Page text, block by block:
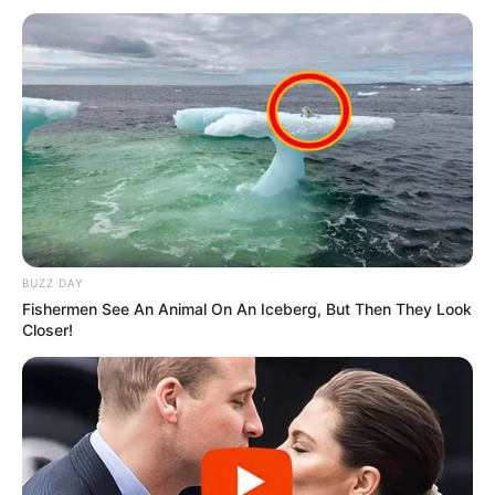
BUZZ DAY
Fishermen See An Animal On An Iceberg, But Then They Look
Closer!